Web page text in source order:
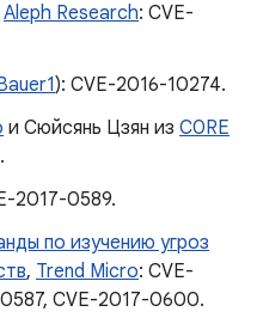
Aleph Research: CVE-
): CVE-2016-10274.
и Сюйсянь Цзян из C0RE
2017-0589.
по изучению угроз
, Trend Micro: CVE-
CVE-2017-0600.